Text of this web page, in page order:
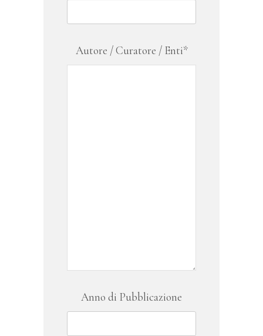
Autore / Curatore / Enti*
Anno di Pubblicazione